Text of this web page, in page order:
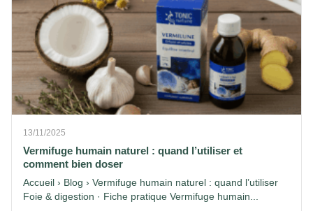
13/11/2025
Vermifuge humain naturel : quand l’utiliser et
comment bien doser
Accueil › Blog › Vermifuge humain naturel : quand l’utiliser
Foie & digestion · Fiche pratique Vermifuge humain...